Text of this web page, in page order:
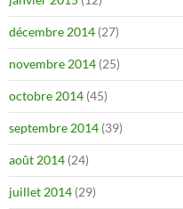
décembre 2014 (27)
novembre 2014 (25)
octobre 2014 (45)
septembre 2014 (39)
août 2014 (24)
juillet 2014 (29)